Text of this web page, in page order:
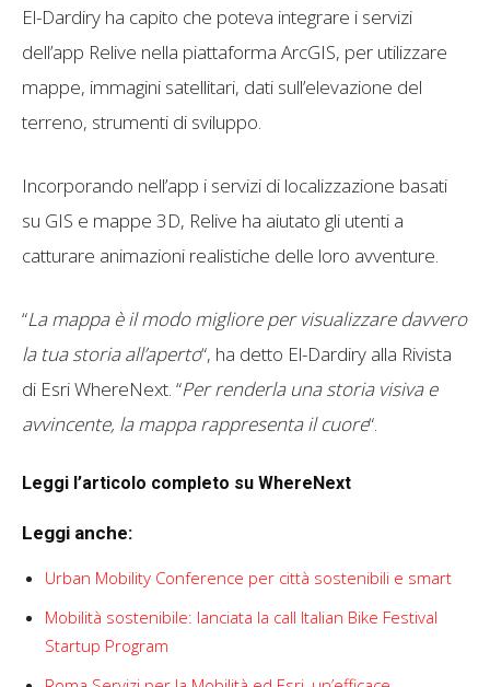
El-Dardiry ha capito che poteva integrare i servizi
dell’app Relive nella piattaforma ArcGIS, per utilizzare
mappe, immagini satellitari, dati sull’elevazione del
terreno, strumenti di sviluppo.
Incorporando nell’app i servizi di localizzazione basati
su GIS e mappe 3D, Relive ha aiutato gli utenti a
catturare animazioni realistiche delle loro avventure.
“La mappa è il modo migliore per visualizzare davvero
la tua storia all’aperto“, ha detto El-Dardiry alla Rivista
di Esri WhereNext. “Per renderla una storia visiva e
avvincente, la mappa rappresenta il cuore“.
Leggi l’articolo completo su WhereNext
Leggi anche:
Urban Mobility Conference per città sostenibili e smart
Mobilità sostenibile: lanciata la call Italian Bike Festival
Startup Program